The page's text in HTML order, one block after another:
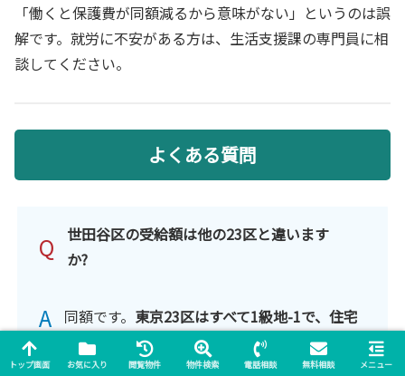
「働くと保護費が同額減るから意味がない」というのは誤
解です。就労に不安がある方は、生活支援課の専門員に相
談してください。
よくある質問
Q
世田谷区の受給額は他の23区と違います
か?
A 同額です。 東京23区はすべて1級地-1で、住宅
扶助の個別告示額も同一
のため、新宿区・渋
谷区・港区などと支給額に差はありません。
トップ画面 お気に入り 閲覧物件 物件検索 電話相談 無料相談 メニュー